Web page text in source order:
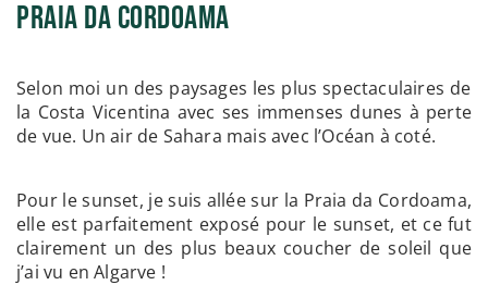
Praia da Cordoama
Selon moi un des paysages les plus spectaculaires de
la Costa Vicentina avec ses immenses dunes à perte
de vue. Un air de Sahara mais avec l’Océan à coté.
Pour le sunset, je suis allée sur la Praia da Cordoama,
elle est parfaitement exposé pour le sunset, et ce fut
clairement un des plus beaux coucher de soleil que
j’ai vu en Algarve !